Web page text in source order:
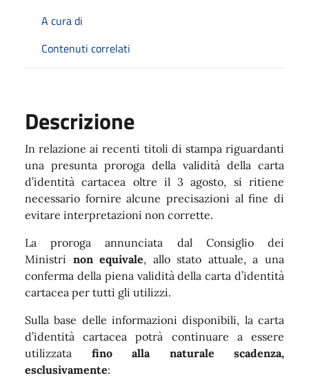
A cura di
Contenuti correlati
Descrizione
In relazione ai recenti titoli di stampa riguardanti
una presunta proroga della validità della carta
d’identità cartacea oltre il 3 agosto, si ritiene
necessario fornire alcune precisazioni al fine di
evitare interpretazioni non corrette.
La proroga annunciata dal Consiglio dei
Ministri non equivale, allo stato attuale, a una
conferma della piena validità della carta d’identità
cartacea per tutti gli utilizzi.
Sulla base delle informazioni disponibili, la carta
d’identità cartacea potrà continuare a essere
utilizzata fino alla naturale scadenza,
esclusivamente: